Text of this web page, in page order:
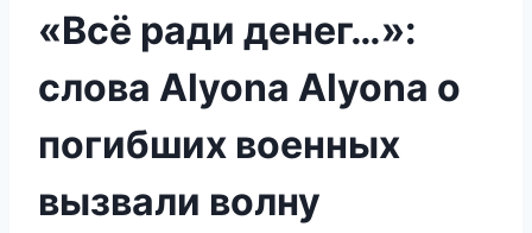
«Всё ради денег…»:
слова Alyona Alyona о
погибших военных
вызвали волну